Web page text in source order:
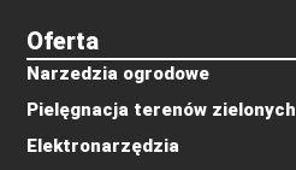
Oferta
Narzedzia ogrodowe
Pielęgnacja terenów zielonych
Elektronarzędzia